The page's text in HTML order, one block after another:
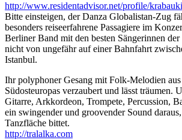
http://www.residentadvisor.net/profile/
Bitte einsteigen, der Danza Globalistan-Zug
besonders reiseerfahrene Passagiere im
Berliner Band mit den besten Sängerinnen
nicht von ungefähr auf einer Bahnfahrt
Istanbul.
Ihr polyphoner Gesang mit Folk-Melodien
Südosteuropas verzaubert und lässt träumen.
Gitarre, Arkkordeon, Trompete, Percussion,
ein swingender und groovender Sound
Tanzfläche bittet.
http://tralalka.com